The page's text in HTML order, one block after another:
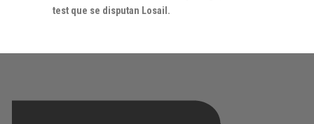
test que se disputan Losail.